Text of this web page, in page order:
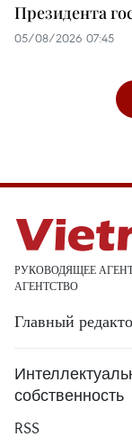
Президента
05/08/2026 07:45
РУКОВОДЯЩЕЕ
АГЕНТСТВО
Главный
собственность
RSS